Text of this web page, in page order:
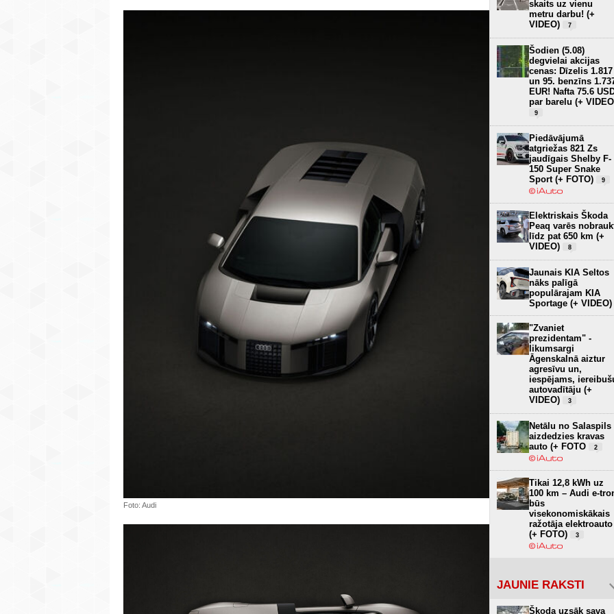
Foto: Audi
skaits uz vienu
metru darbu! (+
VIDEO)
7
Šodien (5.08)
degvielai akcijas
cenas: Dīzelis 1.817
un 95. benzīns
EUR! Nafta 75.6
par barelu (+
9
Piedāvājumā
atgriežas 821 Zs
jaudīgais Shelby F-
150 Super Snake
Sport (+ FOTO)
9
Elektriskais Škoda
Peaq varēs
līdz pat 650 km (+
VIDEO)
8
Jaunais KIA Seltos
nāks palīgā
populārajam KIA
Sportage (+ VIDEO)
"Zvaniet
prezidentam" -
likumsargi
Āgenskalnā aiztur
agresīvu un,
iespējams,
autovadītāju (+
VIDEO)
3
Netālu no Salaspils
aizdedzies kravas
auto (+ FOTO
2
Tikai 12,8 kWh uz
100 km – Audi e-
būs
visekonomiskākais
ražotāja elektroauto
(+ FOTO)
3
JAUNIE RAKSTI
Škoda uzsāk sava